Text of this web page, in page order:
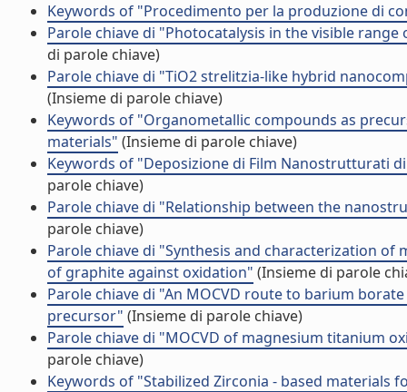
Keywords of "Procedimento per la produzione di
Parole chiave di "Photocatalysis in the visible
di parole chiave)
Parole chiave di "TiO2 strelitzia-like hybrid
(Insieme di parole chiave)
Keywords of "Organometallic compounds as
materials" (Insieme di parole chiave)
Keywords of "Deposizione di Film Nanostrutturati
parole chiave)
Parole chiave di "Relationship between the
parole chiave)
Parole chiave di "Synthesis and characterization
of graphite against oxidation" (Insieme di parole
Parole chiave di "An MOCVD route to barium
precursor" (Insieme di parole chiave)
Parole chiave di "MOCVD of magnesium titanium
parole chiave)
Keywords of "Stabilized Zirconia - based materials